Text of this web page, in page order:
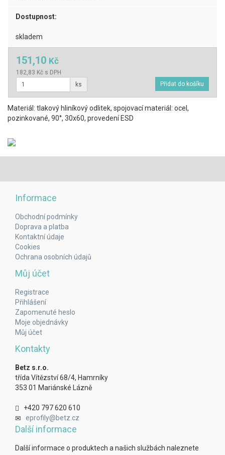
Dostupnost:
skladem
151,10 Kč
182,83 Kč s DPH
ks
Materiál: tlakový hliníkový odlitek, spojovací materiál: ocel,
pozinkované, 90°, 30x60, provedení ESD
Informace
Obchodní podmínky
Doprava a platba
Kontaktní údaje
Cookies
Ochrana osobních údajů
Můj účet
Registrace
Přihlášení
Zapomenuté heslo
Moje objednávky
Můj účet
Kontakty
Betz s.r.o.
třída Vítězství 68/4, Hamrníky
353 01 Mariánské Lázně
+420 797 620 610
eprofily@betz.cz
Další informace
Další informace o produktech a našich službách naleznete